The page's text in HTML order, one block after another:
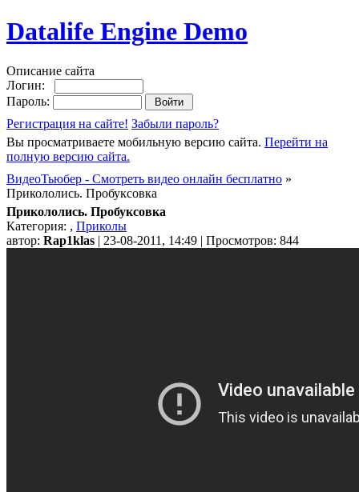
Datalife Engine Demo
Описание сайта
Логин:
Пароль:
Регистрация на сайте! Забыли пароль?
Вы просматриваете мобильную версию сайта. Перейти на
полную версию сайта.
ВидеоТьюбер - Смотреть видео онлайн бесплатно »
Прикололись. Пробуксовка
Прикололись. Пробуксовка
Категория: , Приколы
автор: Rap1klas | 23-08-2011, 14:49 | Просмотров: 844